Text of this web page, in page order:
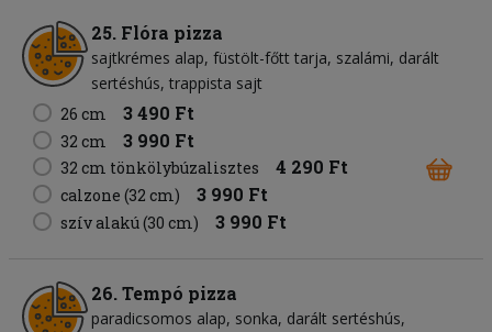
25. Flóra pizza
sajtkrémes alap füstölt-főtt tarja szalámi darált
sertéshús trappista sajt
26 cm
3 490 Ft
32 cm 3 990 Ft
32 cm tönkölybúzalisztes 4 290 Ft
calzone (32 cm) 3 990 Ft
szív alakú (30 cm) 3 990 Ft
26. Tempó pizza
paradicsomos alap sonka darált sertéshús